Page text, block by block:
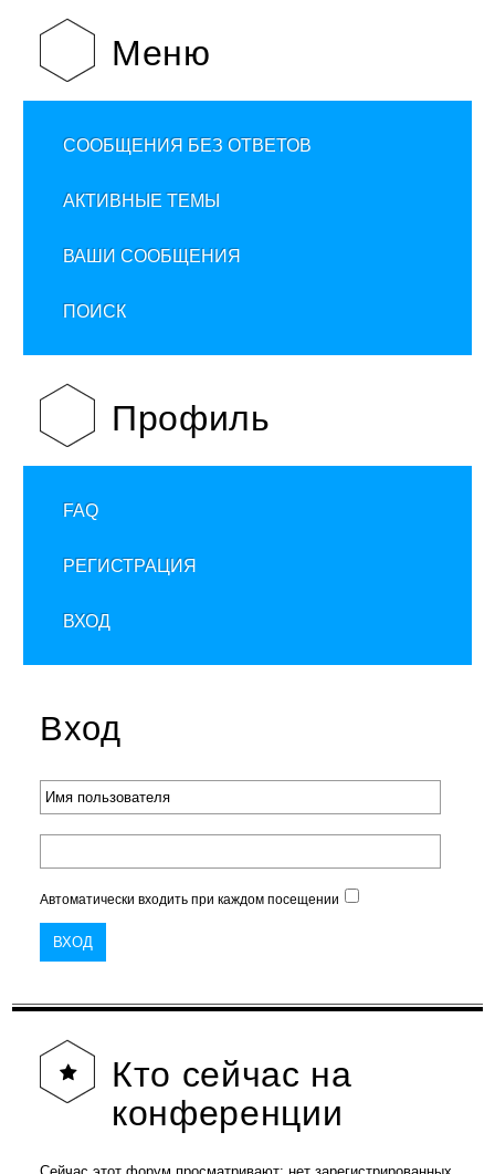
Меню
СООБЩЕНИЯ БЕЗ ОТВЕТОВ
АКТИВНЫЕ ТЕМЫ
ВАШИ СООБЩЕНИЯ
ПОИСК
Профиль
FAQ
РЕГИСТРАЦИЯ
ВХОД
Вход
Автоматически входить при каждом посещении
Кто сейчас на
конференции